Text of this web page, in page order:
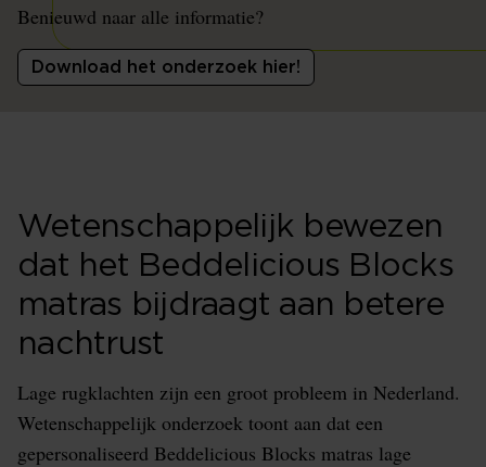
Benieuwd naar alle informatie?
Download het onderzoek hier!
Wetenschappelijk bewezen
dat het Beddelicious Blocks
matras bijdraagt aan betere
nachtrust
Lage rugklachten zijn een groot probleem in Nederland.
Wetenschappelijk onderzoek toont aan dat een
gepersonaliseerd Beddelicious Blocks matras lage